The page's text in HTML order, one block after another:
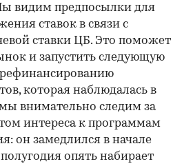
видим предпосылки для
ставок в связи с
ставки ЦБ. Это поможет
и запустить следующую
которая наблюдалась в
мы внимательно следим за
интереса к программам
он замедлился в начале
полугодия опять набирает